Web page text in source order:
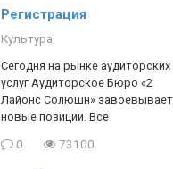
Регистрация
Культура
Сегодня на рынке аудиторских
услуг Аудиторское Бюро «2
Лайонс Солюшн» завоевывает
новые позиции. Все
0 73100